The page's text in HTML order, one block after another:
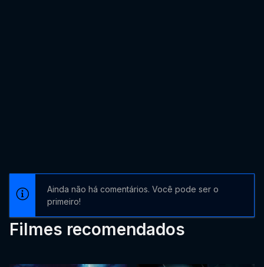
Ainda não há comentários. Você pode ser o
primeiro!
Filmes recomendados